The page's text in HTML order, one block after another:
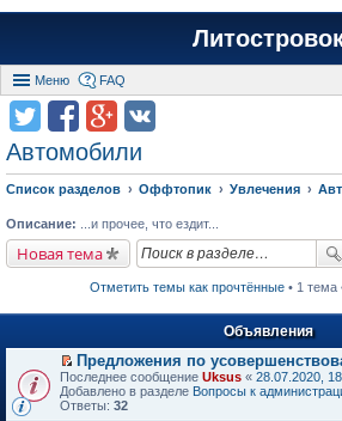
Меню FAQ
Автомобили
Список разделов Оффтопик Увлечения
Описание: ...и прочее, что ездит...
Новая тема
Отметить темы как прочтённые • 1 тема
Объявления
П
е
р
Предложения по
Последнее сообщение Uksus « 28.07.2020,
Добавлено в разделе Вопросы к
Ответы: 32